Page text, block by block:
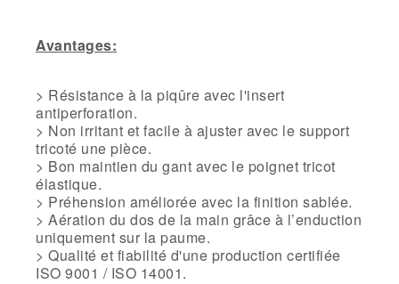
Avantages:
> Résistance à la piqûre avec l'insert
antiperforation.
> Non irritant et facile à ajuster avec le support
tricoté une pièce.
> Bon maintien du gant avec le poignet tricot
élastique.
> Préhension améliorée avec la finition sablée.
> Aération du dos de la main grâce à l’enduction
uniquement sur la paume.
> Qualité et fiabilité d'une production certifiée
ISO 9001 / ISO 14001.